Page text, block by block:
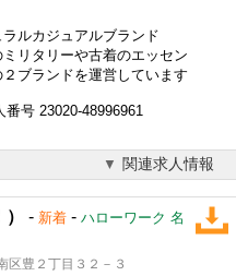
ルカジュアルブランド
リタリーや古着のエッセン
ブランドを運営しています
号 23020-48996961
関連求人情報
- 新着 - ハローワーク 名
豊２丁目３２－３